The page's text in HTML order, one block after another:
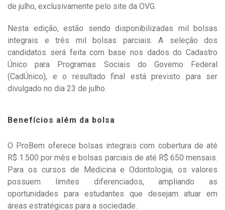
de julho, exclusivamente pelo site da OVG.
Nesta edição, estão sendo disponibilizadas mil bolsas
integrais e três mil bolsas parciais. A seleção dos
candidatos será feita com base nos dados do Cadastro
Único para Programas Sociais do Governo Federal
(CadÚnico), e o resultado final está previsto para ser
divulgado no dia 23 de julho.
Benefícios além da bolsa
O ProBem oferece bolsas integrais com cobertura de até
R$ 1.500 por mês e bolsas parciais de até R$ 650 mensais.
Para os cursos de Medicina e Odontologia, os valores
possuem limites diferenciados, ampliando as
oportunidades para estudantes que desejam atuar em
áreas estratégicas para a sociedade.